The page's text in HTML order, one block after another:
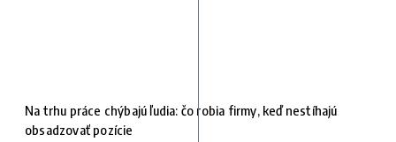
Na trhu práce chýbajú ľudia: čo robia firmy, keď nestíhajú
obsadzovať pozície